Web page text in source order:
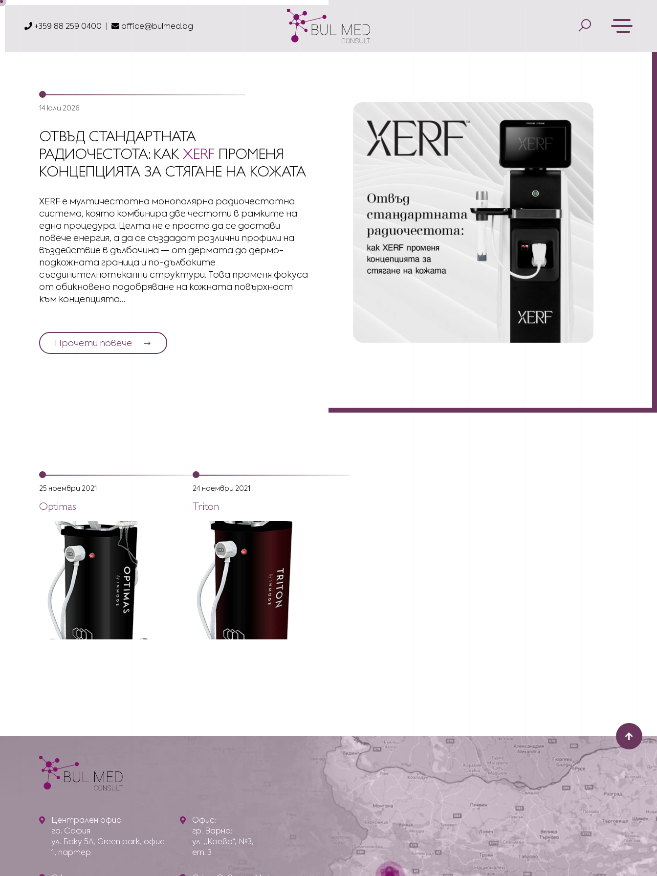
+359 88 259 0400 office@bulmed.bg
14 юли 2026
ОТВЪД СТАНДАРТНАТА
РАДИОЧЕСТОТА: КАК XERF ПРОМЕНЯ
КОНЦЕПЦИЯТА ЗА СТЯГАНЕ НА КОЖАТА
XERF е мултичестотна монополярна радиочестотна
система, която комбинира две честоти в рамките на
една процедура. Целта не е просто да се достави
повече енергия, а да се създадат различни профили на
въздействие в дълбочина — от дермата до дермо-
подкожната граница и по-дълбоките
съединителнотъканни структури. Това променя фокуса
от обикновено подобряване на кожната повърхност
към концепцията...
Прочети повече
25 ноември 2021
Optimas
24 ноември 2021
Triton
Централен офис:
гр. София
ул. Баку 5А, Green park, офис
1, партер
Офис:
гр. Варна:
ул. „Коево“, №3,
ет. 3